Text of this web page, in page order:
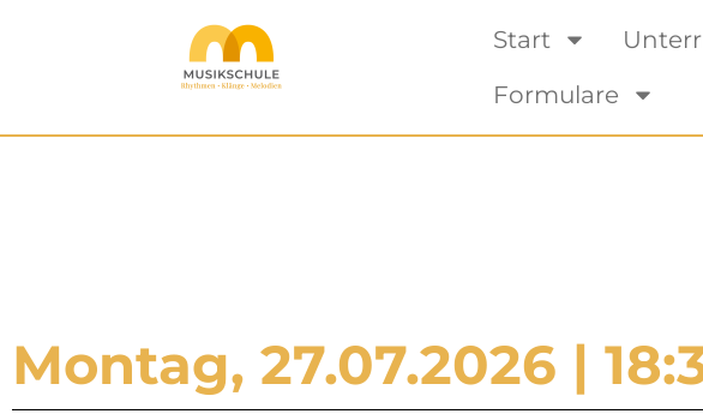
Start
Formulare
Montag, 27.07.2026 |